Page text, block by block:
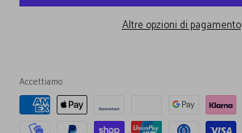
Altre opzioni di pagamento
Accettiamo